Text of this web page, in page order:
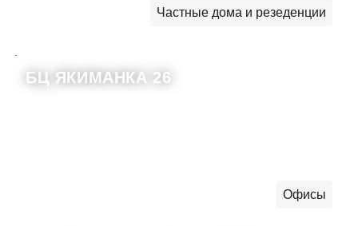
Частные дома и резеденции
БЦ ЯКИМАНКА 26
Офисы